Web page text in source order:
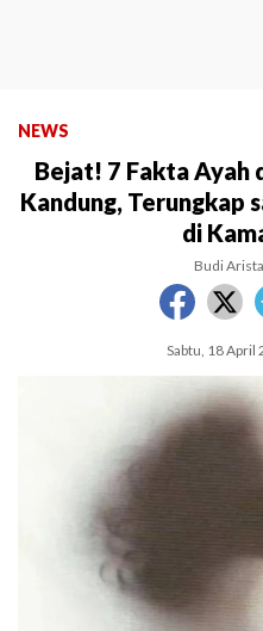
NEWS
Bejat! 7 Fakta Ayah
Kandung, Terungkap
di
Budi
Sabtu, 18 April